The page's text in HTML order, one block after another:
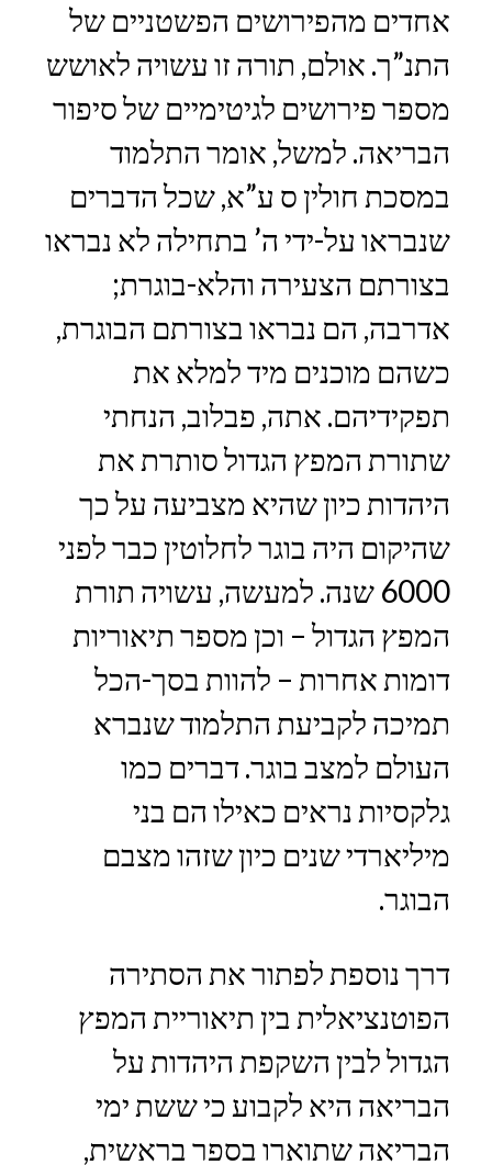
אחדים מהפירושים הפשטניים של
התנ”ך. אולם, תורה זו עשויה לאושש
מספר פירושים לגיטימיים של סיפור
הבריאה. למשל, אומר התלמוד
במסכת חולין ס ע”א, שכל הדברים
שנבראו על-ידי ה’ בתחילה לא נבראו
בצורתם הצעירה והלא-בוגרת;
אדרבה, הם נבראו בצורתם הבוגרת,
כשהם מוכנים מיד למלא את
תפקידיהם. אתה, פבלוב, הנחתי
שתורת המפץ הגדול סותרת את
היהדות כיון שהיא מצביעה על כך
שהיקום היה בוגר לחלוטין כבר לפני
6000 שנה. למעשה, עשויה תורת
המפץ הגדול – וכן מספר תיאוריות
דומות אחרות – להוות בסך-הכל
תמיכה לקביעת התלמוד שנברא
העולם למצב בוגר. דברים כמו
גלקסיות נראים כאילו הם בני
מיליארדי שנים כיון שזהו מצבם
הבוגר.
דרך נוספת לפתור את הסתירה
הפוטנציאלית בין תיאוריית המפץ
הגדול לבין השקפת היהדות על
הבריאה היא לקבוע כי ששת ימי
הבריאה שתוארו בספר בראשית,